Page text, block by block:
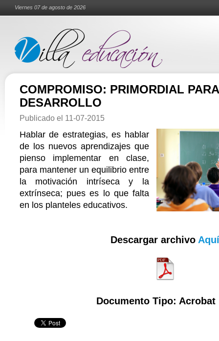
Viernes 07 de agosto de 2026
COMPROMISO: PRIMORDIAL
DESARROLLO
Publicado el 11-07-2015
Hablar de estrategias, es hablar
de los nuevos aprendizajes que
pienso implementar en clase,
para mantener un equilibrio entre
la motivación intríseca y la
extrínseca; pues es lo que falta
en los planteles educativos.
Descargar archivo Aquí
Documento Tipo: Acrobat